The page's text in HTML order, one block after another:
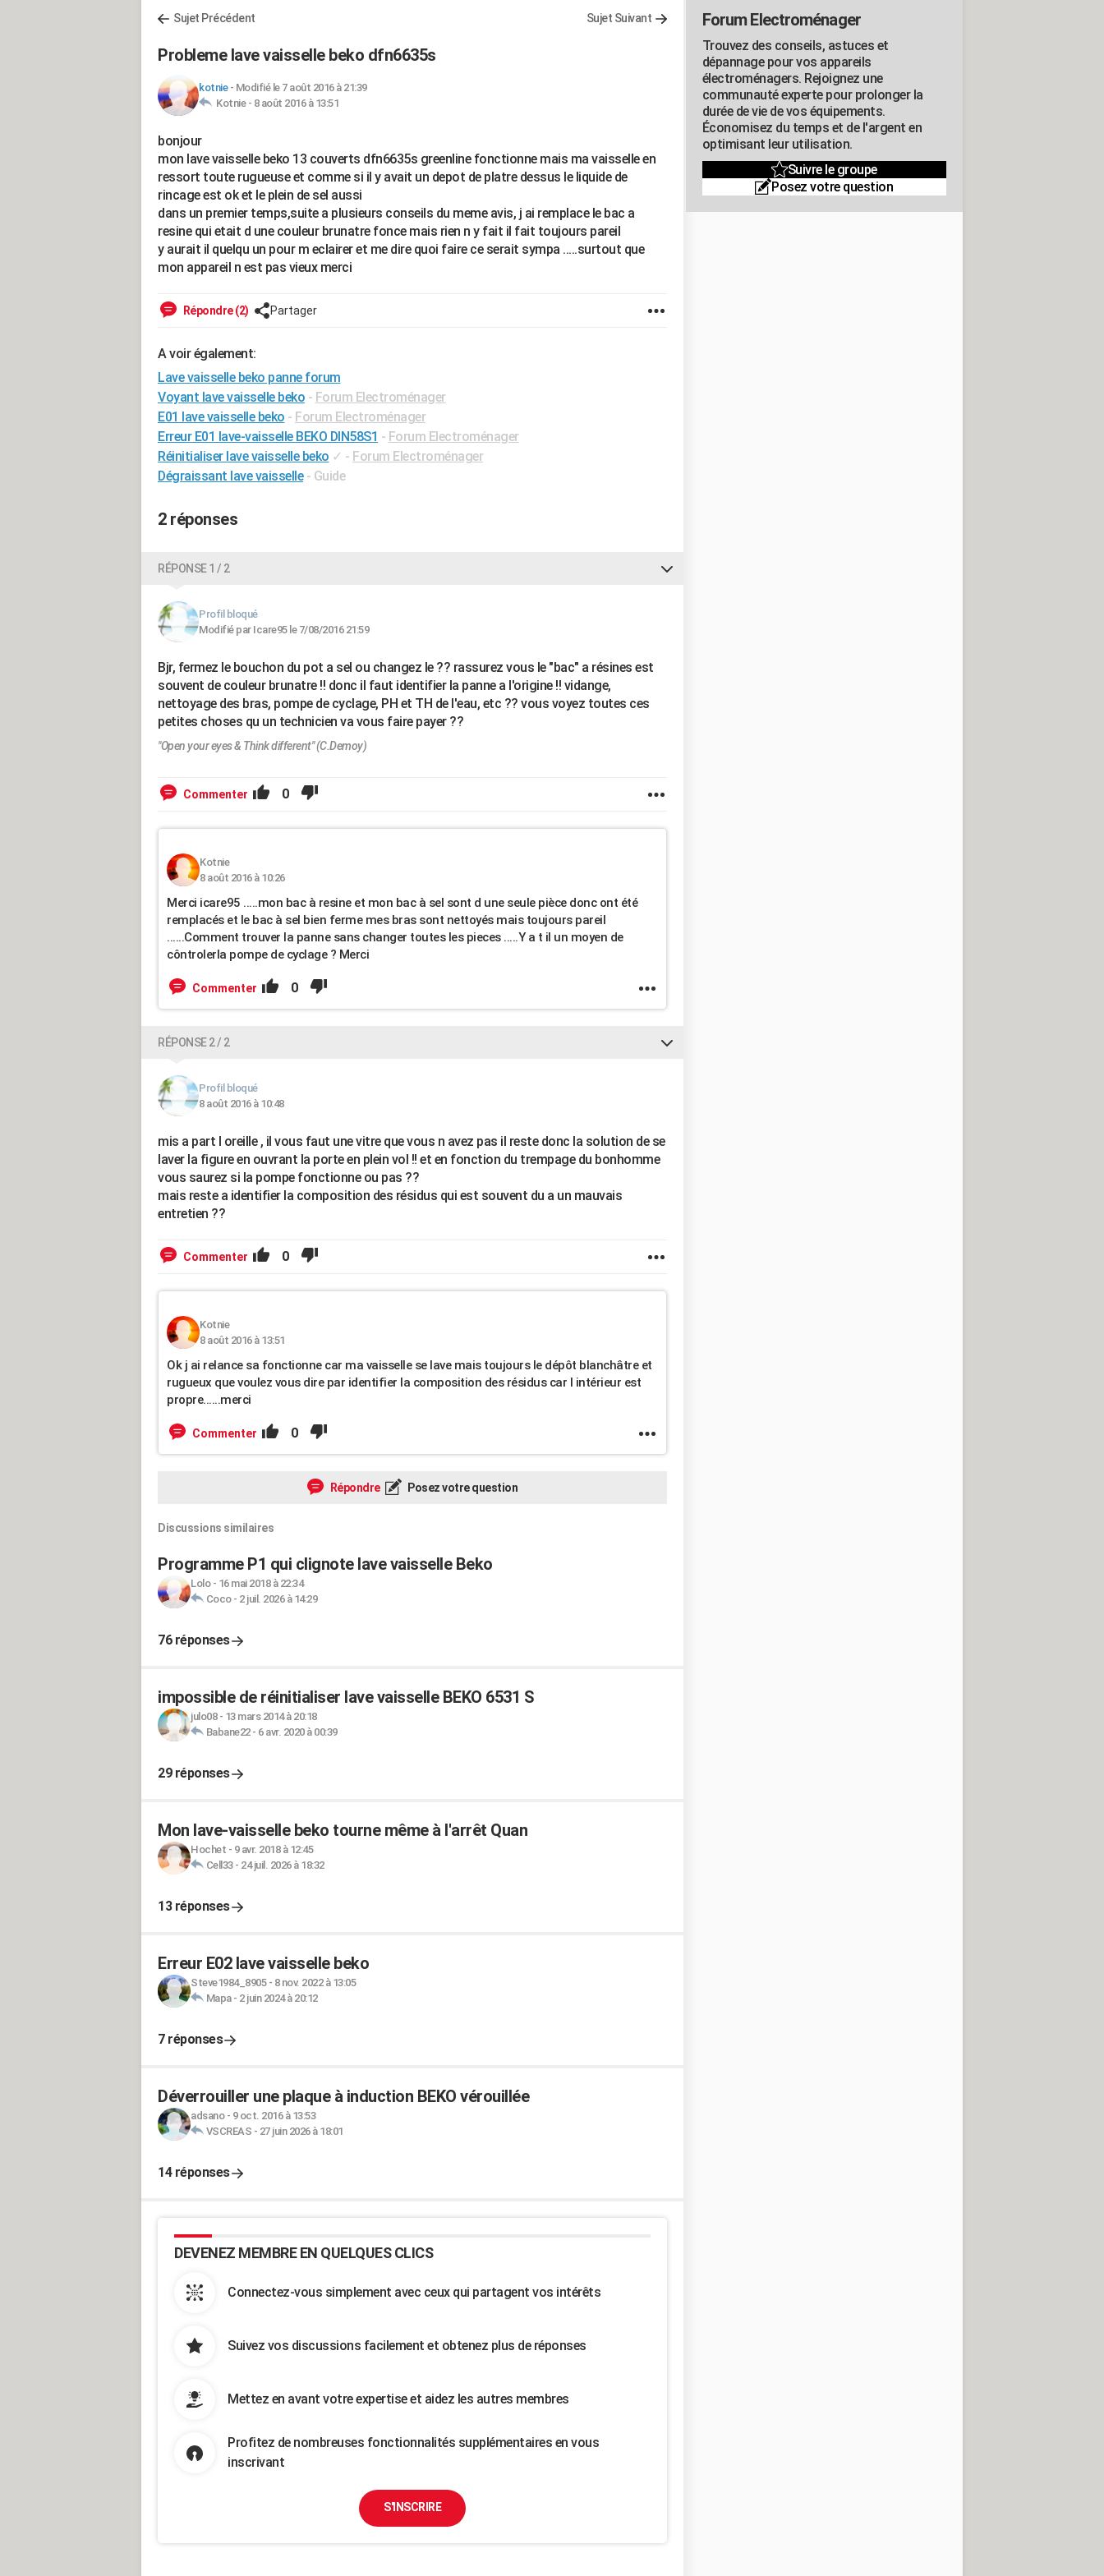
Sujet Précédent Sujet Suivant
Probleme lave vaisselle beko dfn6635s
kotnie- Modifié le 7 août 2016 à 21:39
Kotnie - 8 août 2016 à 13:51
bonjour
mon lave vaisselle beko 13 couverts dfn6635s greenline fonctionne mais ma vaisselle en
ressort toute rugueuse et comme si il y avait un depot de platre dessus le liquide de
rincage est ok et le plein de sel aussi
dans un premier temps,suite a plusieurs conseils du meme avis, j ai remplace le bac a
resine qui etait d une couleur brunatre fonce mais rien n y fait il fait toujours pareil
y aurait il quelqu un pour m eclairer et me dire quoi faire ce serait sympa .....surtout que
mon appareil n est pas vieux merci
Répondre (2) Partager
A voir également:
Lave vaisselle beko panne forum
Voyant lave vaisselle beko - Forum Electroménager
E01 lave vaisselle beko - Forum Electroménager
Erreur E01 lave-vaisselle BEKO DIN58S1 - Forum Electroménager
Réinitialiser lave vaisselle beko ✓ - Forum Electroménager
Dégraissant lave vaisselle - Guide
2 réponses
RÉPONSE 1 / 2
Profil bloqué
Modifié par Icare95 le 7/08/2016 21:59
Bjr, fermez le bouchon du pot a sel ou changez le ?? rassurez vous le "bac" a résines est
souvent de couleur brunatre !! donc il faut identifier la panne a l'origine !! vidange,
nettoyage des bras, pompe de cyclage, PH et TH de l'eau, etc ?? vous voyez toutes ces
petites choses qu un technicien va vous faire payer ??
"Open your eyes & Think different" (C.Demoy)
Commenter 0
Kotnie
8 août 2016 à 10:26
Merci icare95 .....mon bac à resine et mon bac à sel sont d une seule pièce donc ont été
remplacés et le bac à sel bien ferme mes bras sont nettoyés mais toujours pareil
......Comment trouver la panne sans changer toutes les pieces .....Y a t il un moyen de
côntrolerla pompe de cyclage ? Merci
Commenter 0
RÉPONSE 2 / 2
Profil bloqué
8 août 2016 à 10:48
mis a part l oreille , il vous faut une vitre que vous n avez pas il reste donc la solution de se
laver la figure en ouvrant la porte en plein vol !! et en fonction du trempage du bonhomme
vous saurez si la pompe fonctionne ou pas ??
mais reste a identifier la composition des résidus qui est souvent du a un mauvais
entretien ??
Commenter 0
Kotnie
8 août 2016 à 13:51
Ok j ai relance sa fonctionne car ma vaisselle se lave mais toujours le dépôt blanchâtre et
rugueux que voulez vous dire par identifier la composition des résidus car l intérieur est
propre......merci
Commenter 0
Répondre Posez votre question
Discussions similaires
Programme P1 qui clignote lave vaisselle Beko
Lolo- 16 mai 2018 à 22:34
Coco- 2 juil. 2026 à 14:29
76 réponses
impossible de réinitialiser lave vaisselle BEKO 6531 S
julo08- 13 mars 2014 à 20:18
Babane22- 6 avr. 2020 à 00:39
29 réponses
Mon lave-vaisselle beko tourne même à l'arrêt Quan
Hochet - 9 avr. 2018 à 12:45
Cell33- 24 juil. 2026 à 18:32
13 réponses
Erreur E02 lave vaisselle beko
Steve1984_8905- 8 nov. 2022 à 13:05
Mapa- 2 juin 2024 à 20:12
7 réponses
Déverrouiller une plaque à induction BEKO vérouillée
adsano- 9 oct. 2016 à 13:53
VSCREAS - 27 juin 2026 à 18:01
14 réponses
DEVENEZ MEMBRE EN QUELQUES CLICS
Connectez-vous simplement avec ceux qui partagent vos intérêts
Suivez vos discussions facilement et obtenez plus de réponses
Mettez en avant votre expertise et aidez les autres membres
Profitez de nombreuses fonctionnalités supplémentaires en vous
inscrivant
S'INSCRIRE
Forum Electroménager
Trouvez des conseils, astuces et
dépannage pour vos appareils
électroménagers. Rejoignez une
communauté experte pour prolonger la
durée de vie de vos équipements.
Économisez du temps et de l'argent en
optimisant leur utilisation.
Suivre le groupe
Posez votre question